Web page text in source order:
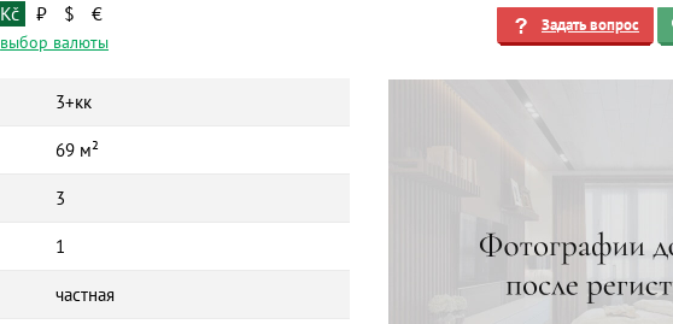
Задать вопрос
Kč ₽ $ €
выбор валюты
3+кк
69 м²
3
1
частная